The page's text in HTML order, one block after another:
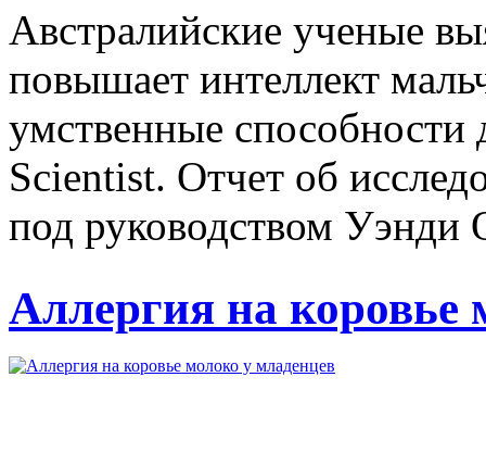
Австралийские ученые
повышает интеллект
умственные способности
Scientist. Отчет об
под руководством Уэнди
Аллергия на коровье